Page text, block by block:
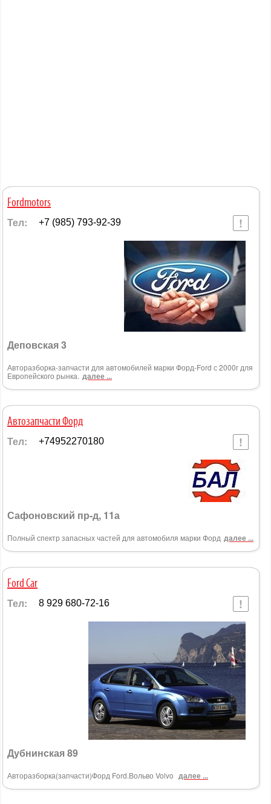
Fordmotors
Тел: +7 (985) 793-92-39
Деповская 3
Авторазборка-запчасти для автомобилей марки Форд-Ford с 2000г для
Европейского рынка. далее ...
Автозапчасти Форд
Тел: +74952270180
Сафоновский пр-д, 11а
Полный спектр запасных частей для автомобиля марки Форд далее ...
Ford Car
Тел: 8 929 680-72-16
Дубнинская 89
Авторазборка(запчасти)Форд Ford.Вольво Volvo далее ...